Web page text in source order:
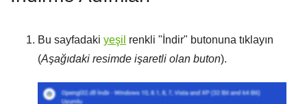
Bu sayfadaki yeşil renkli " İndir" butonuna tıklayın
(Aşağıdaki resimde işaretli olan buton).